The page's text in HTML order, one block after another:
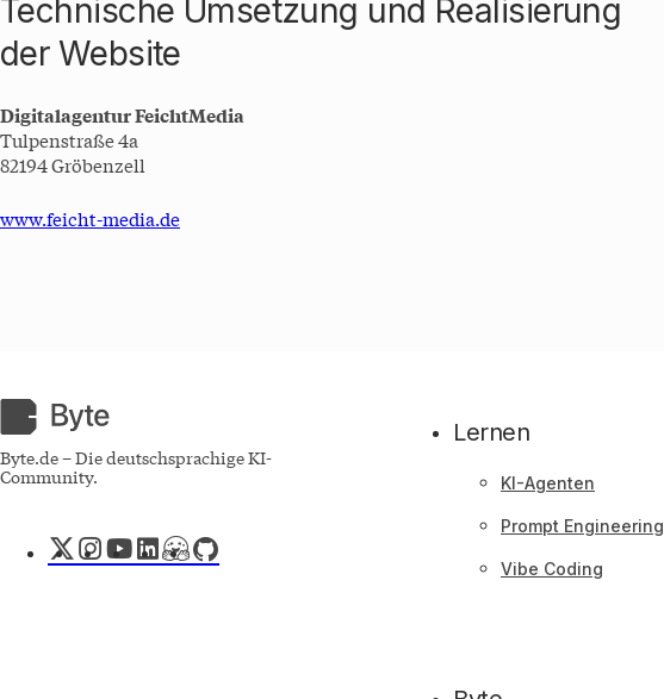
Technische Umsetzung und Realisierung
der Website
Digitalagentur FeichtMedia
Tulpenstraße 4a
82194 Gröbenzell
www.feicht-media.de
Byte.de
Byte.de – Die deutschsprachige KI-
Community.
X Instagram
YouTube
LinkedIn
Hugging
Face
GitHub
Lernen
KI-Agenten
Prompt Engineering
Vibe Coding